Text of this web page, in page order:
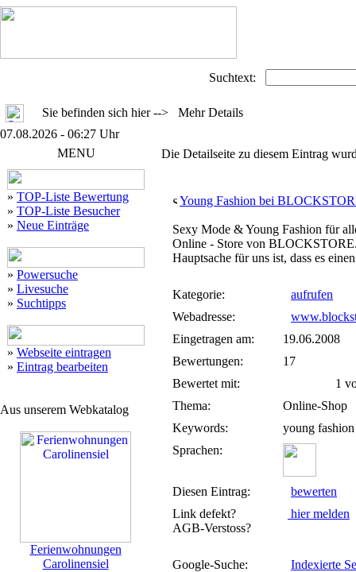
Suchtext:
Sie befinden sich hier --> Mehr Details
07.08.2026 - 06:27 Uhr
MENU
» TOP-Liste Bewertung
» TOP-Liste Besucher
» Neue Einträge
» Powersuche
» Livesuche
» Suchtipps
» Webseite eintragen
» Eintrag bearbeiten
Aus unserem Webkatalog
Ferienwohnungen
Carolinensiel
Die Detailseite zu diesem Eintrag
Young Fashion bei
Sexy Mode & Young Fashion für
Online - Store von
Hauptsache für uns ist, dass es
Kategorie:
aufrufen
Webadresse:
Eingetragen am:
19.06.2008
Bewertungen:
17
Bewertet mit:
1
Thema:
Online-Shop
Keywords:
young
Sprachen:
Diesen Eintrag:
bewerten
Link defekt?
AGB-Verstoss?
hier melden
Google-Suche: Indexierte